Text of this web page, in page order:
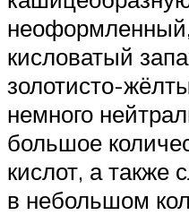
кисловатый
золотисто-
немного
большое
кислот, а также
в небольшом